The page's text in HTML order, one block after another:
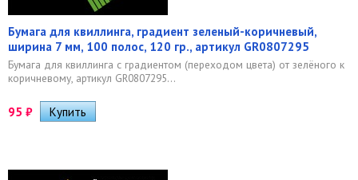
Бумага для квиллинга, градиент зеленый-коричневый,
ширина 7 мм, 100 полос, 120 гр., артикул GR0807295
Бумага для квиллинга с градиентом (переходом цвета) от зелёного к
коричневому, артикул GR0807295...
95 ₽